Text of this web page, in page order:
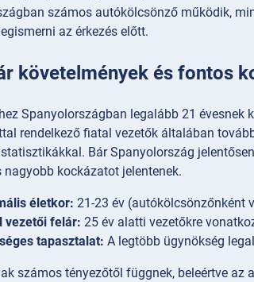
számos autókölcsönző működik,
az érkezés előtt.
követelmények és fontos
Spanyolországban legalább 21 évesnek
rendelkező fiatal vezetők általában
Bár Spanyolország
nagyobb kockázatot jelentenek.
életkor: 21-23 év (autókölcsönzőnként
vezetői felár: 25 év alatti vezetőkre
tapasztalat: A legtöbb ügynökség
számos tényezőtől függnek, beleértve